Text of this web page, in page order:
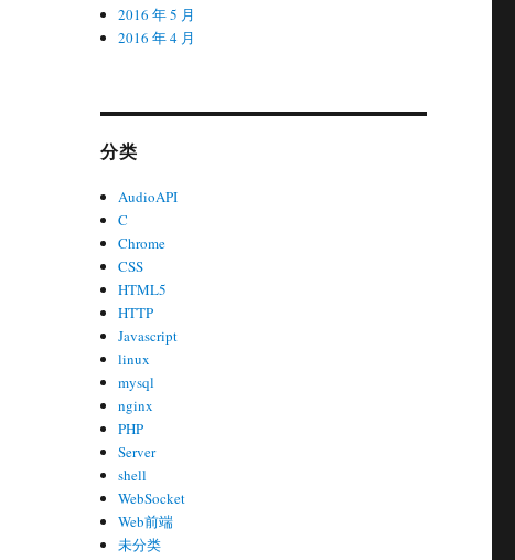
2016 年 5 月
2016 年 4 月
分类
AudioAPI
C
Chrome
CSS
HTML5
HTTP
Javascript
linux
mysql
nginx
PHP
Server
shell
WebSocket
Web前端
未分类